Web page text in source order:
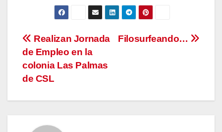
Navegación
de
entradas
Filosurfeando…
Realizan Jornada
de Empleo en la
colonia Las Palmas
de CSL